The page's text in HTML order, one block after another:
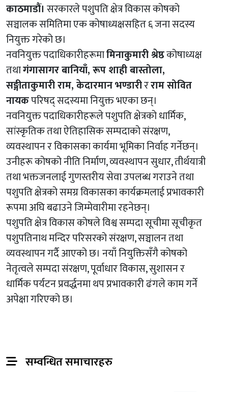
काठमाडौं। सरकारले पशुपति क्षेत्र विकास कोषको
सञ्चालक समितिमा एक कोषाध्यक्षसहित ६ जना सदस्य
नियुक्त गरेको छ।
नवनियुक्त पदाधिकारीहरूमामिनाकुमारी श्रेष्ठकोषाध्यक्ष
तथागंगासागर बानियाँ, रूप शाही बास्तोला,
सङ्गीताकुमारी राम, केदारमान भण्डारीरराम सोवित
नायकपरिषद् सदस्यमा नियुक्त भएका छन्।
नवनियुक्त पदाधिकारीहरूले पशुपति क्षेत्रको धार्मिक,
सांस्कृतिक तथा ऐतिहासिक सम्पदाको संरक्षण,
व्यवस्थापन र विकासका कार्यमा भूमिका निर्वाह गर्नेछन्।
उनीहरू कोषको नीति निर्माण, व्यवस्थापन सुधार, तीर्थयात्री
तथा भक्तजनलाई गुणस्तरीय सेवा उपलब्ध गराउने तथा
पशुपति क्षेत्रको समग्र विकासका कार्यक्रमलाई प्रभावकारी
रूपमा अघि बढाउने जिम्मेवारीमा रहनेछन्।
पशुपति क्षेत्र विकास कोषले विश्व सम्पदा सूचीमा सूचीकृत
पशुपतिनाथ मन्दिर परिसरको संरक्षण, सञ्चालन तथा
व्यवस्थापन गर्दै आएको छ। नयाँ नियुक्तिसँगै कोषको
नेतृत्वले सम्पदा संरक्षण, पूर्वाधार विकास, सुशासन र
धार्मिक पर्यटन प्रवर्द्धनमा थप प्रभावकारी ढंगले काम गर्ने
अपेक्षा गरिएको छ।
सम्वन्धित समाचारहरु